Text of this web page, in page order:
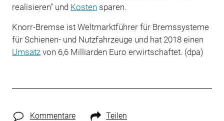
realisieren" und Kosten sparen.
Knorr-Bremse ist Weltmarktführer für Bremssysteme
für Schienen- und Nutzfahrzeuge und hat 2018 einen
Umsatzvon 6,6 Milliarden Euro erwirtschaftet. (dpa)
Kommentare Teilen